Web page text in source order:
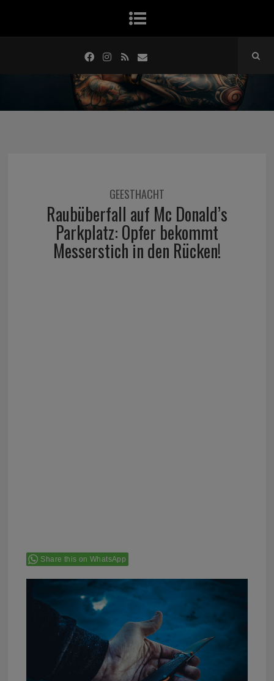
GEESTHACHT
Raubüberfall auf Mc Donald’s
Parkplatz: Opfer bekommt
Messerstich in den Rücken!
Share this on WhatsApp